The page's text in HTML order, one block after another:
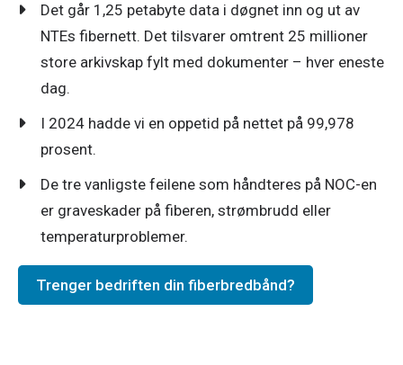
Det går 1,25 petabyte data i døgnet inn og ut av
NTEs fibernett. Det tilsvarer omtrent 25 millioner
store arkivskap fylt med dokumenter – hver eneste
dag.
I 2024 hadde vi en oppetid på nettet på 99,978
prosent.
De tre vanligste feilene som håndteres på NOC-en
er graveskader på fiberen, strømbrudd eller
temperaturproblemer.
Trenger bedriften din fiberbredbånd?